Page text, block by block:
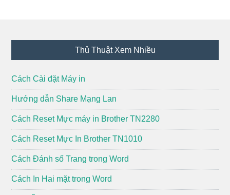
Thủ Thuật Xem Nhiều
Cách Cài đặt Máy in
Hướng dẫn Share Mạng Lan
Cách Reset Mực máy in Brother TN2280
Cách Reset Mực In Brother TN1010
Cách Đánh số Trang trong Word
Cách In Hai mặt trong Word